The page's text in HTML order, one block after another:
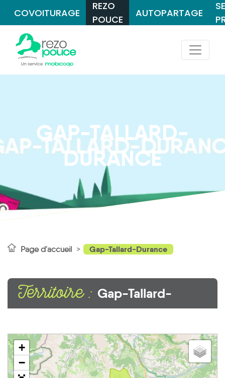
COVOITURAGE
REZO
POUCE
AUTOPARTAGE
GAP-TALLARD-
DURANCE
Page d'accueil Gap-Tallard-Durance
Territoire : Gap-Tallard-
+
−